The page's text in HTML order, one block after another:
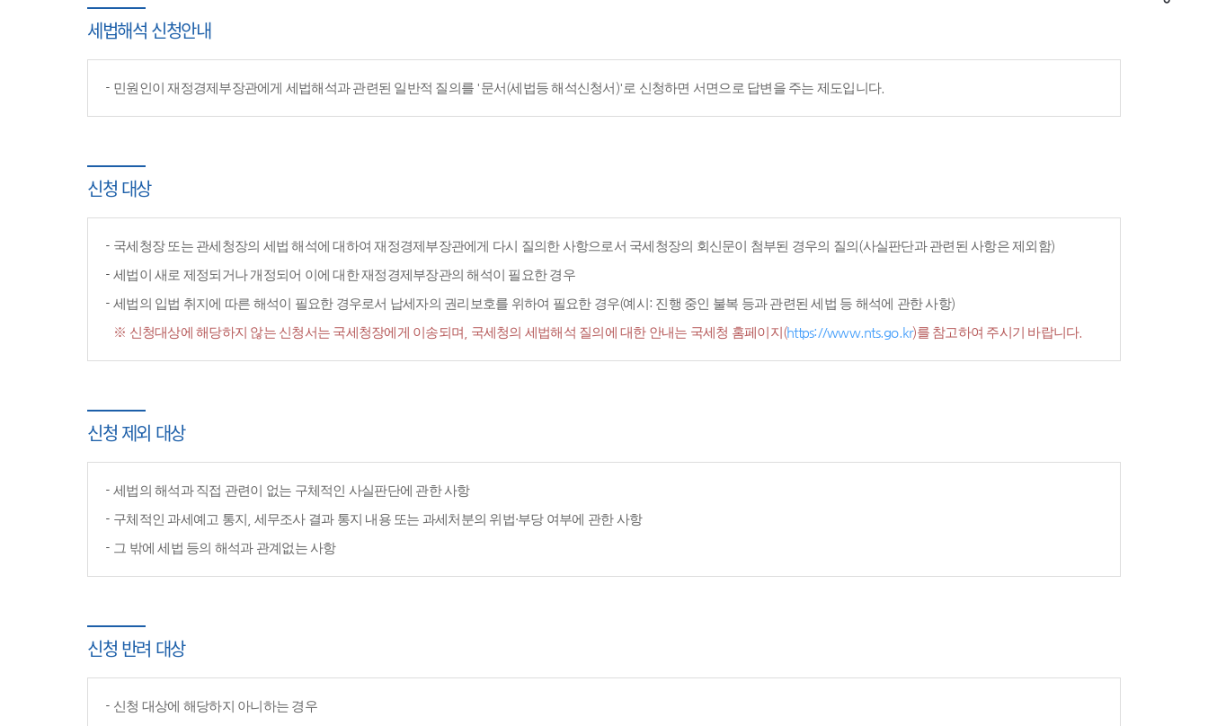
세법해석 신청안내
민원인이 재정경제부장관에게 세법해석과 관련된 일반적 질의를 '문서(세법등 해석신청서)'로 신청하면 서면으로 답변을 주는 제도입니다.
신청 대상
국세청장 또는 관세청장의 세법 해석에 대하여 재정경제부장관에게 다시 질의한 사항으로서 국세청장의 회신문이 첨부된 경우의 질의(사실판단과 관련된 사항은 제외함)
세법이 새로 제정되거나 개정되어 이에 대한 재정경제부장관의 해석이 필요한 경우
세법의 입법 취지에 따른 해석이 필요한 경우로서 납세자의 권리보호를 위하여 필요한 경우(예시: 진행 중인 불복 등과 관련된 세법 등 해석에 관한 사항)
※ 신청대상에 해당하지 않는 신청서는 국세청장에게 이송되며, 국세청의 세법해석 질의에 대한 안내는 국세청 홈페이지(https://www.nts.go.kr)를 참고하여 주시기 바랍니다.
신청 제외 대상
세법의 해석과 직접 관련이 없는 구체적인 사실판단에 관한 사항
구체적인 과세예고 통지, 세무조사 결과 통지 내용 또는 과세처분의 위법·부당 여부에 관한 사항
그 밖에 세법 등의 해석과 관계없는 사항
신청 반려 대상
신청 대상에 해당하지 아니하는 경우